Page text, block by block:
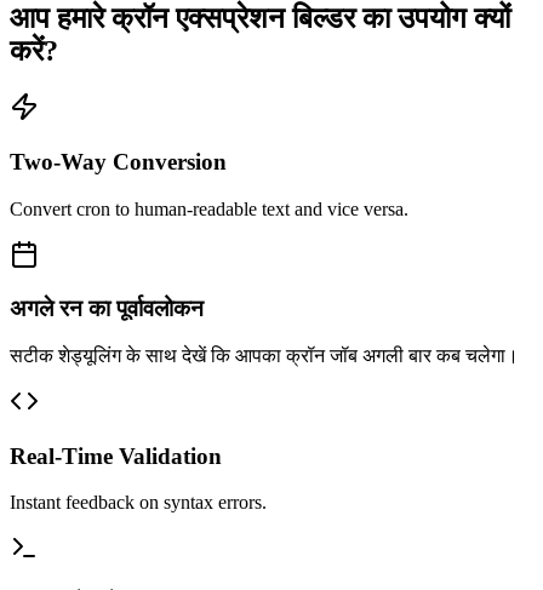
आप हमारे क्रॉन एक्सप्रेशन बिल्डर का उपयोग क्यों
करें?
Two-Way Conversion
Convert cron to human-readable text and vice versa.
अगले रन का पूर्वावलोकन
सटीक शेड्यूलिंग के साथ देखें कि आपका क्रॉन जॉब अगली बार कब चलेगा।
Real-Time Validation
Instant feedback on syntax errors.